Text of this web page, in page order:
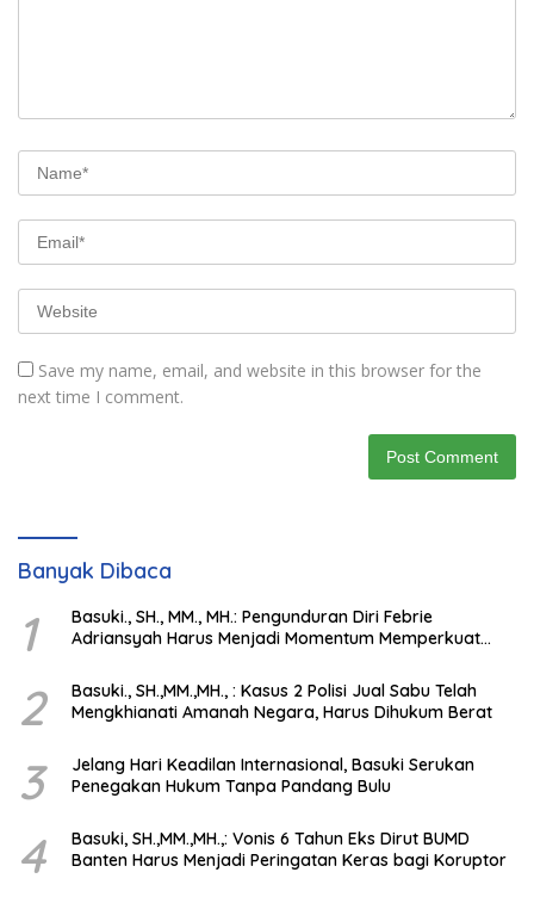
Save my name, email, and website in this browser for the
next time I comment.
Banyak Dibaca
1
Basuki., SH., MM., MH.: Pengunduran Diri Febrie
Adriansyah Harus Menjadi Momentum Memperkuat
2
Basuki., SH.,MM.,MH., : Kasus 2 Polisi Jual Sabu Telah
Mengkhianati Amanah Negara, Harus Dihukum Berat
3
Jelang Hari Keadilan Internasional, Basuki Serukan
Penegakan Hukum Tanpa Pandang Bulu
4
Basuki, SH.,MM.,MH.,: Vonis 6 Tahun Eks Dirut BUMD
Banten Harus Menjadi Peringatan Keras bagi Koruptor